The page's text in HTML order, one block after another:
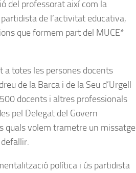
del professorat així com la
de l’activitat educativa,
que formem part del MUCE*
a totes les persones docents
de la Barca i de la Seu d’Urgell
docents i altres professionals
pel Delegat del Govern
quals volem trametre un missatge
política i ús partidista